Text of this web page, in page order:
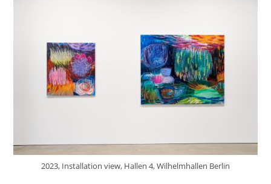
2023, Installation view, Hallen 4, Wilhelmhallen Berlin